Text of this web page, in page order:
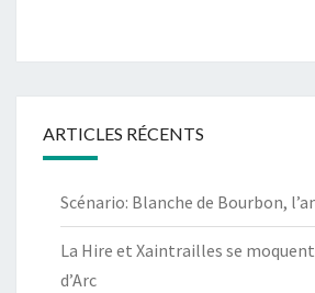
ARTICLES RÉCENTS
Scénario: Blanche de Bourbon,
La Hire et Xaintrailles se
d’Arc